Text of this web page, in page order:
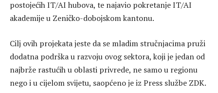
postojećih IT/AI hubova, te najavio pokretanje IT/AI
akademije u Zeničko-dobojskom kantonu.
Cilj ovih projekata jeste da se mladim stručnjacima pruži
dodatna podrška u razvoju ovog sektora, koji je jedan od
najbrže rastućih u oblasti privrede, ne samo u regionu
nego i u cijelom svijetu, saopćeno je iz Press službe ZDK.